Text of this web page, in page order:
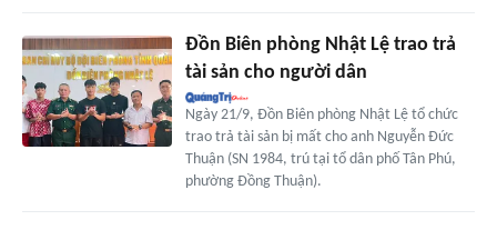
Đồn Biên phòng Nhật Lệ trao trả
tài sản cho người dân
Ngày 21/9, Đồn Biên phòng Nhật Lệ tổ chức
trao trả tài sản bị mất cho anh Nguyễn Đức
Thuận (SN 1984, trú tại tổ dân phố Tân Phú,
phường Đồng Thuận).